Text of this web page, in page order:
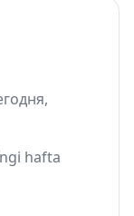
hafta